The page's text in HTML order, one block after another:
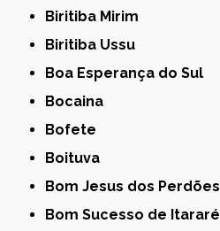
Biritiba Mirim
Biritiba Ussu
Boa Esperança do Sul
Bocaina
Bofete
Boituva
Bom Jesus dos Perdões
Bom Sucesso de Itararé